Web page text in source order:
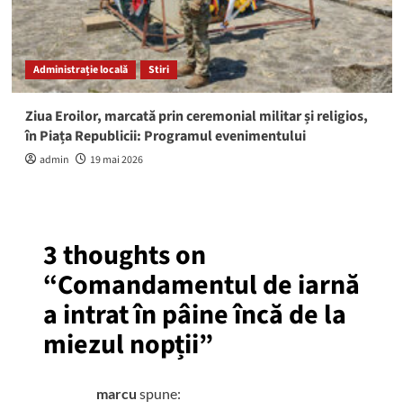
Administrație locală Stiri
Ziua Eroilor, marcată prin ceremonial militar și religios,
în Piața Republicii: Programul evenimentului
admin 19 mai 2026
3 thoughts on
“Comandamentul de iarnă
a intrat în pâine încă de la
miezul nopții”
marcu spune: